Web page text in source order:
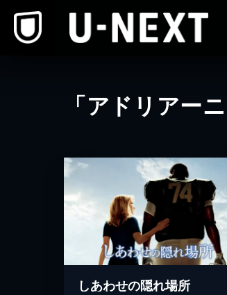
「アドリアー
しあわせの隠れ場所